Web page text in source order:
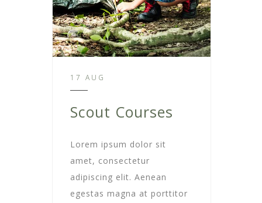
17 AUG
Scout Courses
Lorem ipsum dolor sit
amet, consectetur
adipiscing elit. Aenean
egestas magna at porttitor